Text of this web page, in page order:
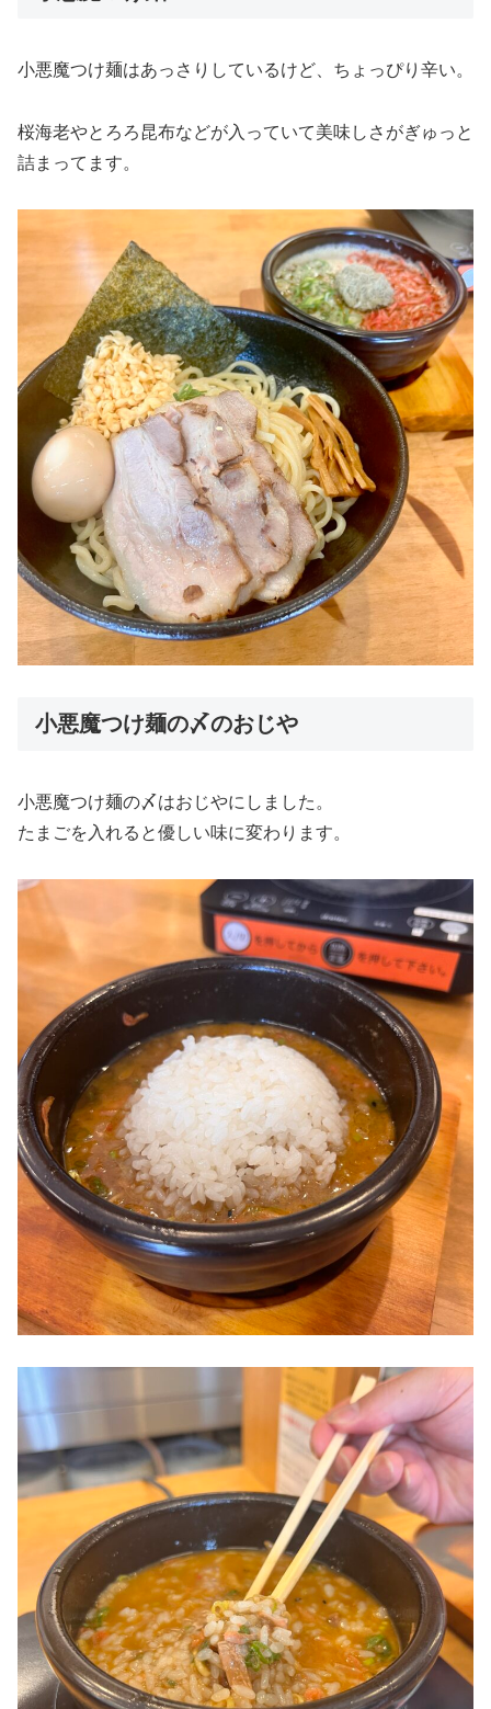
小悪魔つけ麺はあっさりしているけど、ちょっぴり辛い。
桜海老やとろろ昆布などが入っていて美味しさがぎゅっと
詰まってます。
小悪魔つけ麺の〆のおじや
小悪魔つけ麺の〆はおじやにしました。
たまごを入れると優しい味に変わります。